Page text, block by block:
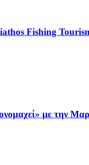
Fishing
με την